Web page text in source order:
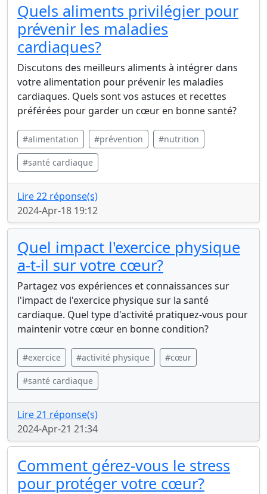
Quels aliments privilégier pour
prévenir les maladies
cardiaques?
Discutons des meilleurs aliments à intégrer dans
votre alimentation pour prévenir les maladies
cardiaques. Quels sont vos astuces et recettes
préférées pour garder un cœur en bonne santé?
#alimentation #prévention #nutrition
#santé cardiaque
Lire 22 réponse(s)
2024-Apr-18 19:12
Quel impact l'exercice physique
a-t-il sur votre cœur?
Partagez vos expériences et connaissances sur
l'impact de l'exercice physique sur la santé
cardiaque. Quel type d'activité pratiquez-vous pour
maintenir votre cœur en bonne condition?
#exercice #activité physique #cœur
#santé cardiaque
Lire 21 réponse(s)
2024-Apr-21 21:34
Comment gérez-vous le stress
pour protéger votre cœur?